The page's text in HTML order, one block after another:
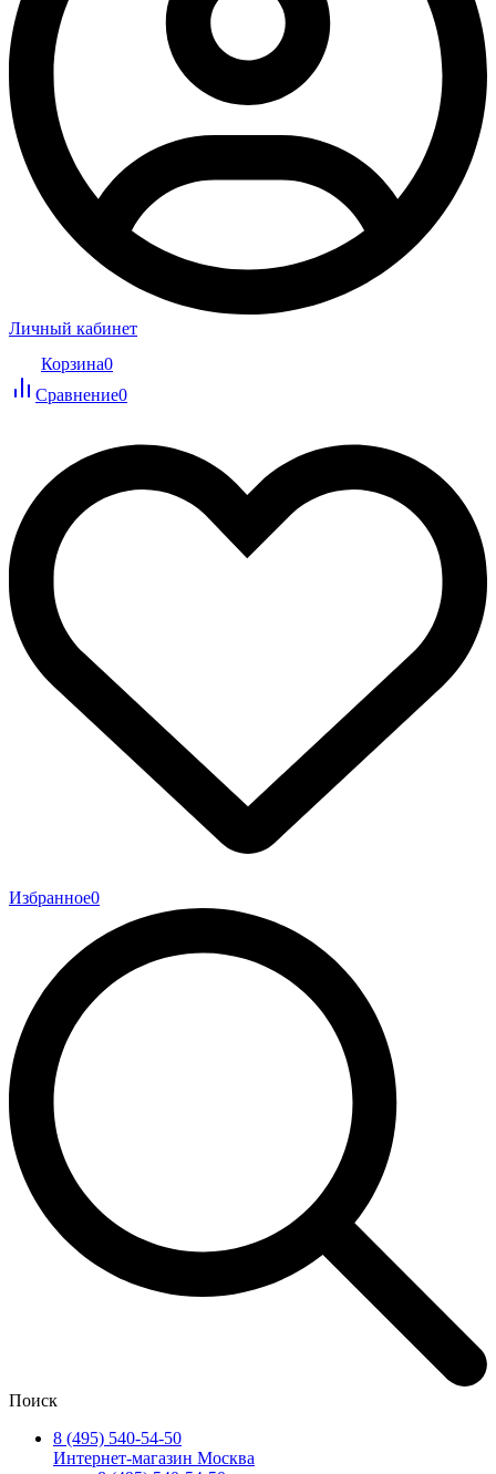
Личный кабинет
Корзина0
Сравнение0
Избранное0
Поиск
8 (495) 540-54-50
Интернет-магазин Москва